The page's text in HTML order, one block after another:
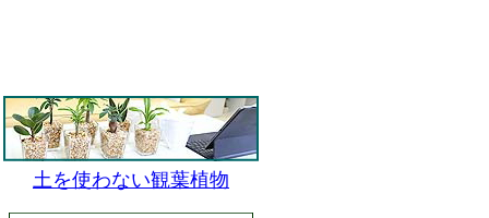
土を使わない観葉植物